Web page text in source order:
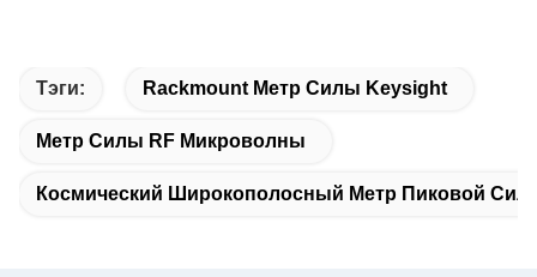
Тэги: Rackmount Метр Силы Keysight
Метр Силы RF Микроволны
Космический Широкополосный Метр Пиковой